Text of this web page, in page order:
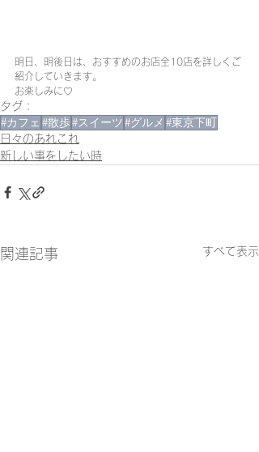
明日、明後日は、おすすめのお店全10店を詳しくご
紹介していきます。
お楽しみに♡
タグ：
#カフェ #散歩#スイーツ#グルメ #東京下町
日々のあれこれ
新しい事をしたい時
関連記事 すべて表示